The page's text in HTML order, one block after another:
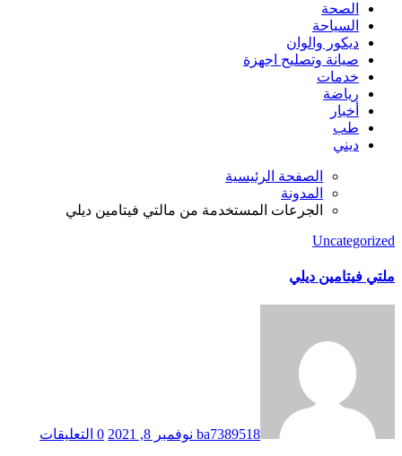
الصحة
السياحة
ديكور والوان
صيانة وتصليح اجهزة
خدمات
رياضة
أخبار
طب
ديني
الصفحة الرئيسية
المدونة
الجرعات المستخدمة من مالتي فيتامين ديلي
Uncategorized
ملتي فيتامين ديلي
ba7389518 نوفمبر 8, 2021 0 التعليقات